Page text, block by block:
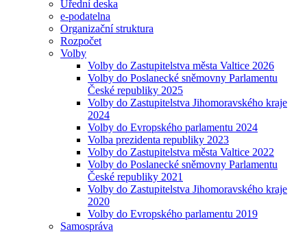
Úřední deska
e-podatelna
Organizační struktura
Rozpočet
Volby
Volby do Zastupitelstva města Valtice 2026
Volby do Poslanecké sněmovny Parlamentu
České republiky 2025
Volby do Zastupitelstva Jihomoravského kraje
2024
Volby do Evropského parlamentu 2024
Volba prezidenta republiky 2023
Volby do Zastupitelstva města Valtice 2022
Volby do Poslanecké sněmovny Parlamentu
České republiky 2021
Volby do Zastupitelstva Jihomoravského kraje
2020
Volby do Evropského parlamentu 2019
Samospráva